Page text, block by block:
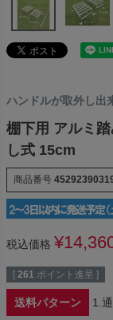
ハンドルが取外し出
棚下用 アルミ
し式 15cm
商品番号
税込価格 ¥
[ 261 ポイント進呈 ]
送料パターン 1.